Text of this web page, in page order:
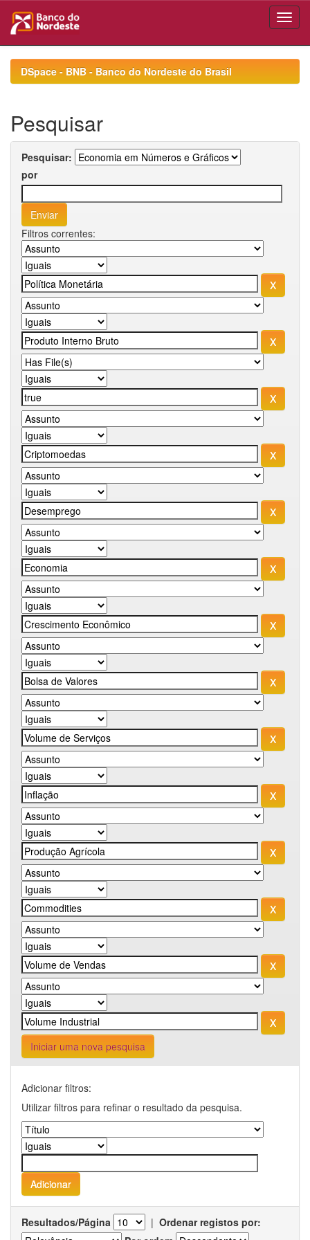
navigationDSpace - BNB - Banco do Nordeste do Brasil
Pesquisar
Pesquisar:
por
Filtros correntes:
Iniciar uma nova pesquisa
Adicionar filtros:
Utilizar filtros para refinar o resultado da pesquisa.
Resultados/Página | Ordenar registos por: